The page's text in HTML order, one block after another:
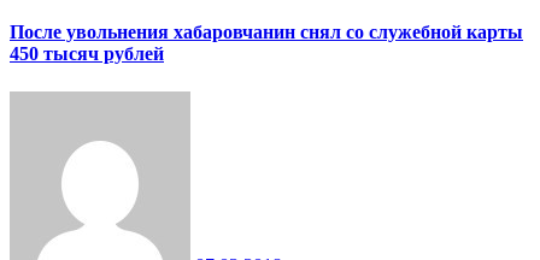
После увольнения хабаровчанин снял со служебной карты
450 тысяч рублей